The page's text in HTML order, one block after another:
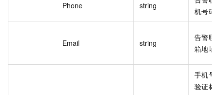
Phone string
机号码
Email string
告警联
箱地址
手机号
验证标